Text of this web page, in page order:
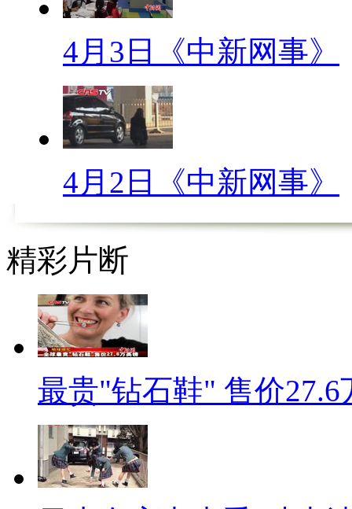
的“穷忙一族”，这个定义又逐
后继续投入工作，而在消费过
【标题】“中国式过马路”处
【口播】在路口凑够一拨人
人要面临罚款。不过，虽然有
【正文】近日，各地交管部
方式出台了，但执行起来却困难
【正文】困难一、财大气粗
【同期】
“你罚款我给你，我宁波以后
困难二、破罐破摔
“闯红灯就闯红灯了，要你们
4月3日《中新网事》
4月2日《中新网事》
精彩片断
最贵"钻石鞋" 售价27.6